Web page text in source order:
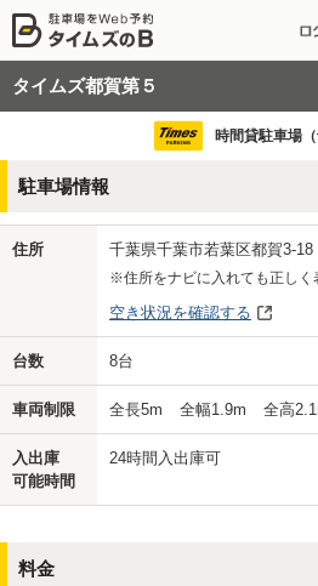
タイムズ都賀第５
時間貸駐車場（
駐車場情報
住所 千葉県千葉市若葉区都賀3-18
※住所をナビに入れても正しく
空き状況を確認する
台数 8台
車両制限 全長5m 全幅1.9m 全高2.1
入出庫
可能時間
24時間入出庫可
料金